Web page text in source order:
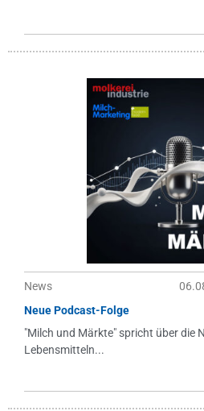
News
Neue Podcast-Folge
"Milch und Märkte" spricht über die
Lebensmitteln...